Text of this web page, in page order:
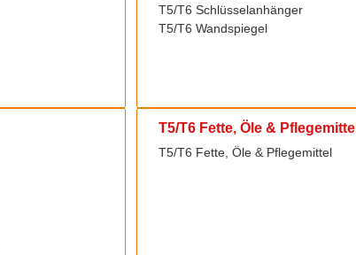
T5/T6 Schlüsselanhänger
T5/T6 Wandspiegel
T5/T6 Fette, Öle & Pflegemittel
T5/T6 Fette, Öle & Pflegemittel